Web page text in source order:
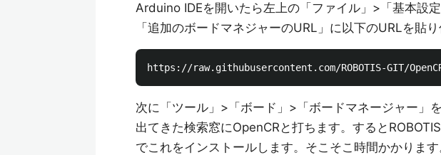
Arduino IDEを開いたら左上の「ファイル」>「基本設定
「追加のボードマネジャーのURL」に以下のURLを貼り
次に「ツール」>「ボード」>「ボードマネージャー」を
出てきた検索窓にOpenCRと打ちます。すると
でこれをインストールします。そこそこ時間かかります